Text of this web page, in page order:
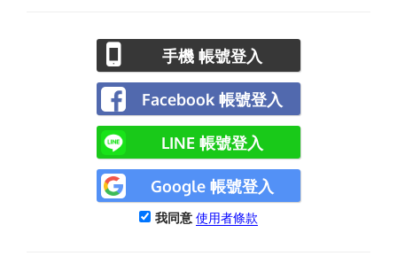
手機 帳號登入
Facebook 帳號登入
LINE 帳號登入
Google 帳號登入
我同意 使用者條款